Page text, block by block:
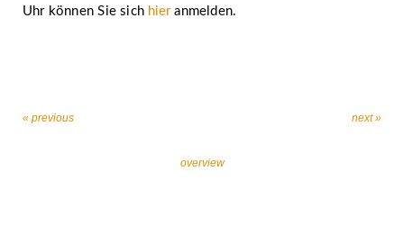
Uhr können Sie sich hieranmelden.
« previous
overview
next »